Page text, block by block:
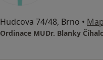
Hudcova 74/48, Brno •
Ordinace MUDr. Blanky